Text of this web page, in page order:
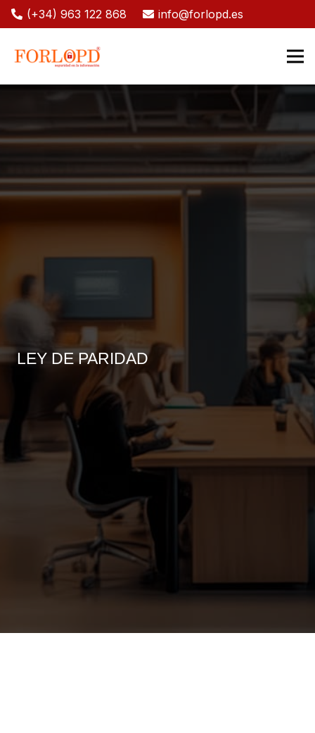
(+34) 963 122 868 info@forlopd.es
LEY DE PARIDAD